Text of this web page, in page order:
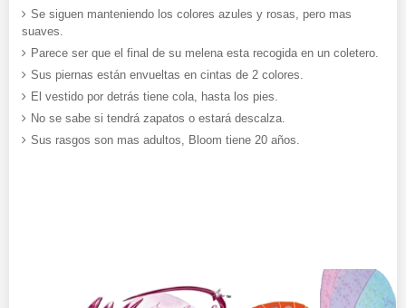
Se siguen manteniendo los colores azules y rosas, pero mas
suaves.
Parece ser que el final de su melena esta recogida en un coletero.
Sus piernas están envueltas en cintas de 2 colores.
El vestido por detrás tiene cola, hasta los pies.
No se sabe si tendrá zapatos o estará descalza.
Sus rasgos son mas adultos, Bloom tiene 20 años.